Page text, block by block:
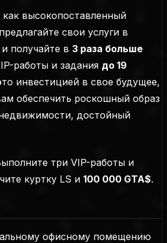
высокопоставленный
свои услуги в
получайте в 3 раза больше
работы и задания до 19
инвестицией в свое будущее,
обеспечить роскошный образ
достойный
три VIP-работы и
куртку LS и 100 000 GTA$.
офисному помещению